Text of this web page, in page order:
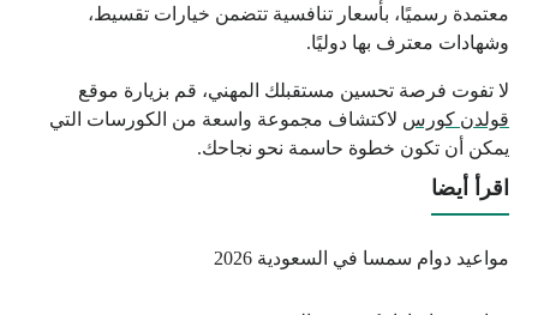
معتمدة رسميًا، بأسعار تنافسية تتضمن خيارات تقسيط،
وشهادات معترف بها دوليًا.
لا تفوت فرصة تحسين مستقبلك المهني، قم بزيارة موقع
قولدن كورس لاكتشاف مجموعة واسعة من الكورسات التي
يمكن أن تكون خطوة حاسمة نحو نجاحك.
اقرأ أيضا
مواعيد دوام سمسا في السعودية 2026